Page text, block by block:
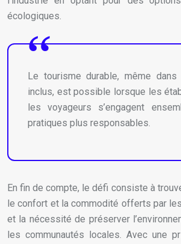
écologiques.
Le tourisme durable, même
inclus, est possible lorsque les
les voyageurs s’engagent
pratiques plus responsables.
En fin de compte, le défi consiste à
le confort et la commodité offerts par
et la nécessité de préserver
les communautés locales. Avec une